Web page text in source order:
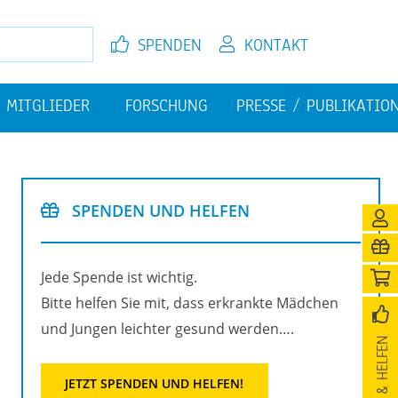
KON­TAKT
SPEN­DEN
MIT­GLIE­DER FOR­SCHUNG PRES­SE /
SPEN­DEN UND HEL­FEN
Jede Spen­de ist wich­tig.
Bitte hel­fen Sie mit, dass er­krank­te Mäd­chen
und Jun­gen leich­ter ge­sund wer­den….
JETZT SPEN­DEN UND HEL­FEN!